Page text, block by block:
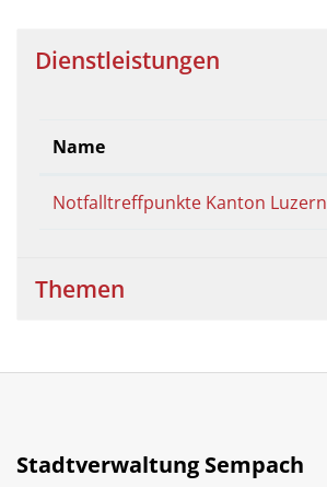
Dienstleistungen
Name
Notfalltreffpunkte Kanton Luzern
Themen
Stadtverwaltung Sempach